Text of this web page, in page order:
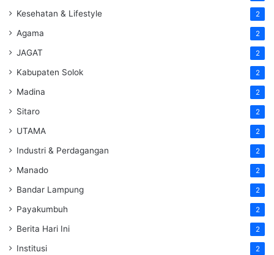
Kesehatan & Lifestyle 2
Agama 2
JAGAT 2
Kabupaten Solok 2
Madina 2
Sitaro 2
UTAMA 2
Industri & Perdagangan 2
Manado 2
Bandar Lampung 2
Payakumbuh 2
Berita Hari Ini 2
Institusi 2